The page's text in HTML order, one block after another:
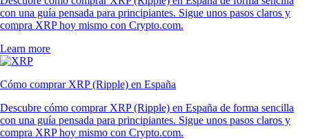
con una guía pensada para principiantes. Sigue unos pasos claros y
compra XRP hoy mismo con Crypto.com.
Learn more
Cómo comprar XRP (Ripple) en España
Descubre cómo comprar XRP (Ripple) en España de forma sencilla
con una guía pensada para principiantes. Sigue unos pasos claros y
compra XRP hoy mismo con Crypto.com.